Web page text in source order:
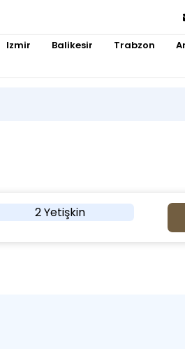
Izmir Balikesir Trabzon
2 Yetişkin